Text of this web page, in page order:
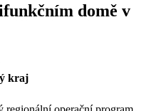
domě v
kraj